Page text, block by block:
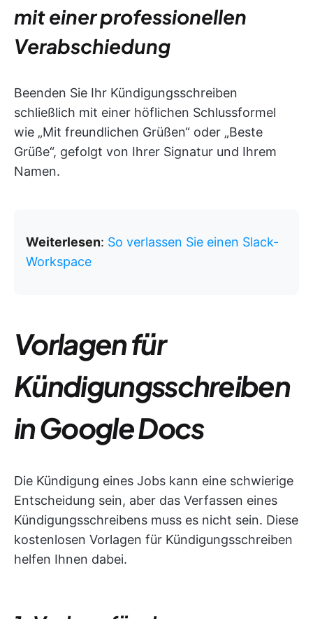
mit einer professionellen
Verabschiedung
Beenden Sie Ihr Kündigungsschreiben
schließlich mit einer höflichen Schlussformel
wie „Mit freundlichen Grüßen“ oder „Beste
Grüße“, gefolgt von Ihrer Signatur und Ihrem
Namen.
Weiterlesen: So verlassen Sie einen Slack-
Workspace
Vorlagen für
Kündigungsschreiben
in Google Docs
Die Kündigung eines Jobs kann eine schwierige
Entscheidung sein, aber das Verfassen eines
Kündigungsschreibens muss es nicht sein. Diese
kostenlosen Vorlagen für Kündigungsschreiben
helfen Ihnen dabei.